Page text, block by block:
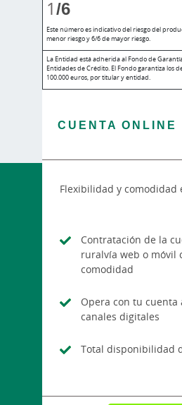
1/6
Este número es indicativo del riesgo del
menor riesgo y 6/6 de mayor riesgo.
La Entidad está adherida al Fondo de
Entidades de Crédito. El Fondo garantiza los
100.000 euros, por titular y entidad.
CUENTA ONLINE
Flexibilidad y comodidad
Contratación de la
ruralvía web o móvil
comodidad
Opera con tu cuenta
canales digitales
Total disponibilidad